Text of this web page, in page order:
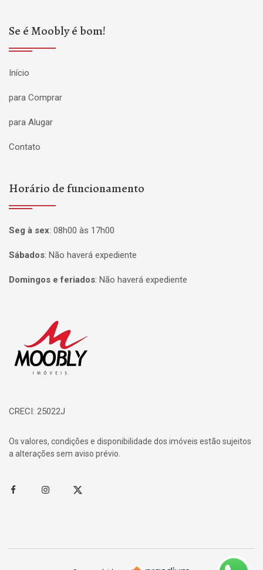
Se é Moobly é bom!
Início
para Comprar
para Alugar
Contato
Horário de funcionamento
Seg à sex: 08h00 às 17h00
Sábados: Não haverá expediente
Domingos e feriados: Não haverá expediente
CRECI: 25022J
Os valores, condições e disponibilidade dos imóveis estão sujeitos
a alterações sem aviso prévio.
FacebookInstagramTwitter